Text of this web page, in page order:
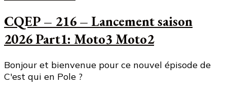
CQEP – 216 – Lancement saison
2026 Part1: Moto3 Moto2
Bonjour et bienvenue pour ce nouvel épisode de
C'est qui en Pole ?